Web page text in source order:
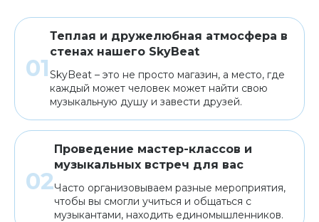
Теплая и дружелюбная атмосфера в
стенах нашего SkyBeat
SkyBeat – это не просто магазин, а место, где
каждый может человек может найти свою
музыкальную душу и завести друзей.
Проведение мастер-классов и
музыкальных встреч для вас
Часто организовываем разные мероприятия,
чтобы вы смогли учиться и общаться с
музыкантами, находить единомышленников.